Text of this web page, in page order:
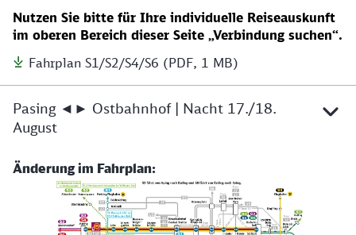
Nutzen Sie bitte für Ihre individuelle Reiseauskunft
im oberen Bereich dieser Seite „Verbindung suchen“.
Fahrplan S1/S2/S4/S6 (PDF, 1 MB)
Pasing ◄► Ostbahnhof | Nacht 17./18.
August
Änderung im Fahrplan: